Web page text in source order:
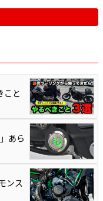
こと
あら
ンス